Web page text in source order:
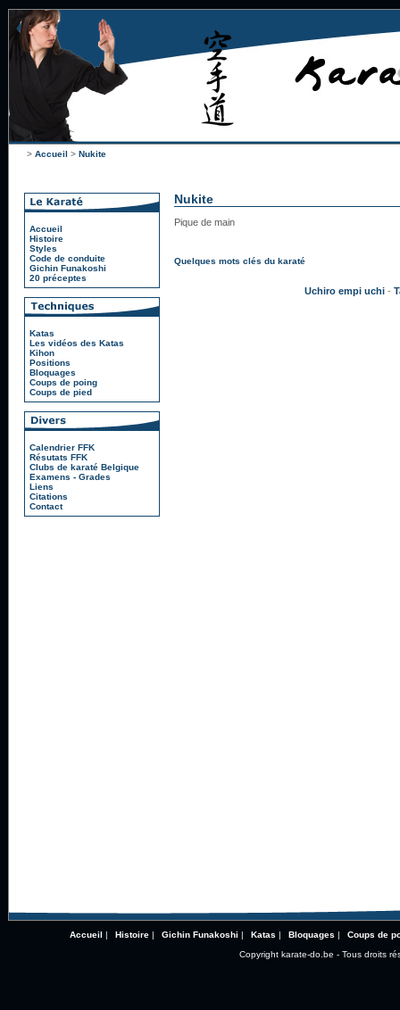
> Accueil > Nukite
Accueil
Histoire
Styles
Code de conduite
Gichin Funakoshi
20 préceptes
Katas
Les vidéos des Katas
Kihon
Positions
Bloquages
Coups de poing
Coups de pied
Calendrier FFK
Résutats FFK
Clubs de karaté Belgique
Examens - Grades
Liens
Citations
Contact
Nukite
Pique de main
Quelques mots clés du karaté
Uchiro empi uchi -
Accueil | Histoire| Gichin Funakoshi | Katas | Bloquages |
Coups de
Copyright karate-do.be - Tous droits